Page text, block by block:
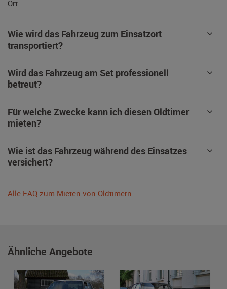
Ort.
Wie wird das Fahrzeug zum Einsatzort
transportiert?
Wird das Fahrzeug am Set professionell
betreut?
Für welche Zwecke kann ich diesen Oldtimer
mieten?
Wie ist das Fahrzeug während des Einsatzes
versichert?
Alle FAQ zum Mieten von Oldtimern
Ähnliche Angebote